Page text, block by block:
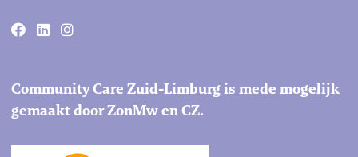
Community Care Zuid-Limburg is mede mogelijk
gemaakt door ZonMw en CZ.